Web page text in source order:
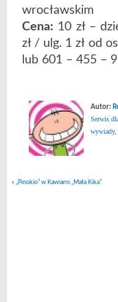
wrocławskim
Cena: 10 zł –
zł / ulg. 1 zł od
lub 601 – 455 –
Autor:
Serwis
wywiady,
« „Pinokio” w Kawiarni „Mała Kika”.